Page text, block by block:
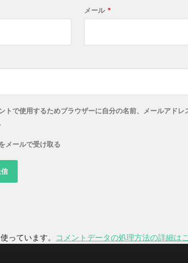
メール *
トで使用するためブラウザーに自分の名前、メールアドレ
メールで受け取る
っています。 コメントデータの処理方法の詳細は